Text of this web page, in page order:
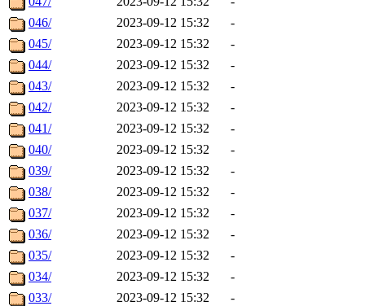
046/
2023-09-12 15:32
-
045/
2023-09-12 15:32
-
044/
2023-09-12 15:32
-
043/
2023-09-12 15:32
-
042/
2023-09-12 15:32
-
041/
2023-09-12 15:32
-
040/
2023-09-12 15:32
-
039/
2023-09-12 15:32
-
038/
2023-09-12 15:32
-
037/
2023-09-12 15:32
-
036/
2023-09-12 15:32
-
035/
2023-09-12 15:32
-
034/
2023-09-12 15:32
-
033/
2023-09-12 15:32
-